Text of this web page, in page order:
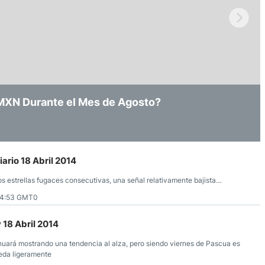
(MELI)
Durante el Mes de Agosto?
Ninguna Convicción Clara
18 Abril 2014
estrellas fugaces consecutivas, una señal relativamente bajista…
GMT0
Abril 2014
mostrando una tendencia al alza, pero siendo viernes de Pascua es
ligeramente